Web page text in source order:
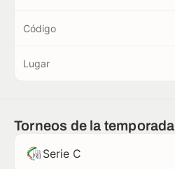
Código
Lugar
Torneos de la temporada
Serie C